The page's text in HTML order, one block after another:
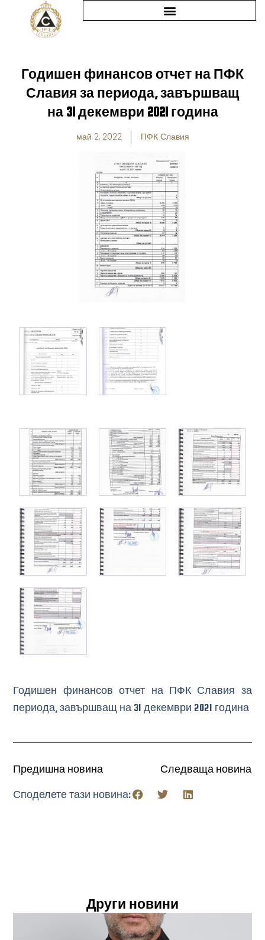
Годишен финансов отчет на ПФК
Славия за периода, завършващ
на 31 декември 2021 година
май 2, 2022 ПФК Славия
Годишен финансов отчет на ПФК Славия за
периода, завършващ на 31 декември 2021 година
Предишна новина Следваща новина
Споделете тази новина:
Други новини